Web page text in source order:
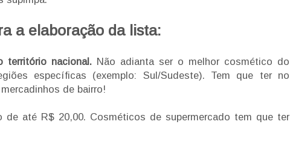
a elaboração da lista:
território nacional. Não adianta ser o melhor cosmético do
específicas (exemplo: Sul/Sudeste). Tem que ter no
de bairro!
de até R$ 20,00. Cosméticos de supermercado tem que ter